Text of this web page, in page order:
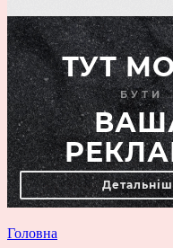
Головна